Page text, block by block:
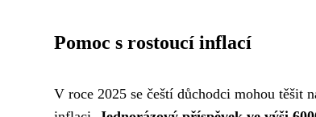
Pomoc s rostoucí inflací
V roce 2025 se čeští důchodci mohou těšit